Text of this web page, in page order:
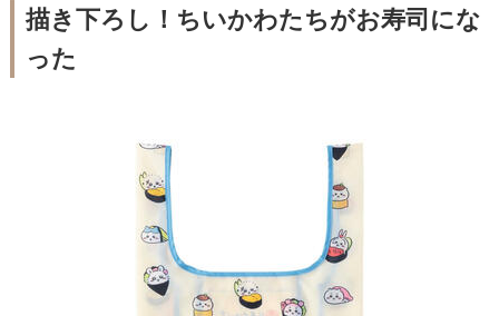
描き下ろし！ちいかわたちがお寿司にな
った